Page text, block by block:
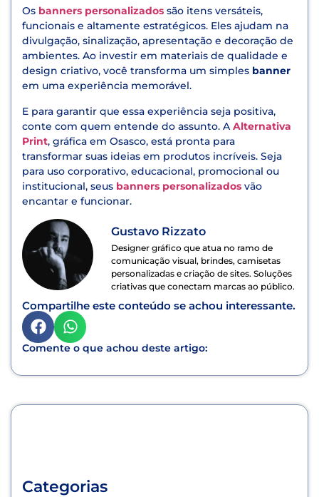
Os banners personalizados são itens versáteis,
funcionais e altamente estratégicos. Eles ajudam na
divulgação, sinalização, apresentação e decoração de
ambientes. Ao investir em materiais de qualidade e
design criativo, você transforma um simples banner
em uma experiência memorável.
E para garantir que essa experiência seja positiva,
conte com quem entende do assunto. A Alternativa
Print, gráfica em Osasco, está pronta para
transformar suas ideias em produtos incríveis. Seja
para uso corporativo, educacional, promocional ou
institucional, seus banners personalizados vão
encantar e funcionar.
Gustavo Rizzato
Designer gráfico que atua no ramo de
comunicação visual, brindes, camisetas
personalizadas e criação de sites. Soluções
criativas que conectam marcas ao público.
Compartilhe este conteúdo se achou interessante.
Comente o que achou deste artigo:
Categorias